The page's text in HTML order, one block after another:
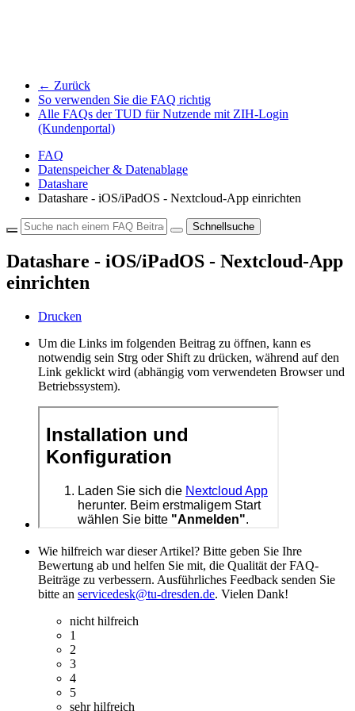
← Zurück
So verwenden Sie die FAQ richtig
Alle FAQs der TUD für Nutzende mit ZIH-Login
(Kundenportal)
FAQ
Datenspeicher & Datenablage
Datashare
Datashare - iOS/iPadOS - Nextcloud-App einrichten
Schnellsuche
Datashare - iOS/iPadOS - Nextcloud-App
einrichten
Drucken
Um die Links im folgenden Beitrag zu öffnen, kann es
notwendig sein Strg oder Shift zu drücken, während auf den
Link geklickt wird (abhängig vom verwendeten Browser und
Betriebssystem).
Wie hilfreich war dieser Artikel? Bitte geben Sie Ihre
Bewertung ab und helfen Sie mit, die Qualität der FAQ-
Beiträge zu verbessern. Ausführliches Feedback senden Sie
bitte an servicedesk@tu-dresden.de. Vielen Dank!
nicht hilfreich
1
2
3
4
5
sehr hilfreich